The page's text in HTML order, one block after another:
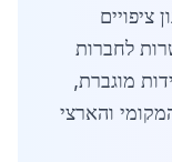
ציפויים
לחברות
מוגברת,
והארצי